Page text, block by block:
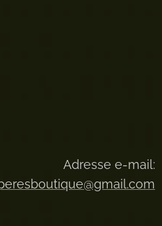
Adresse e-mail: